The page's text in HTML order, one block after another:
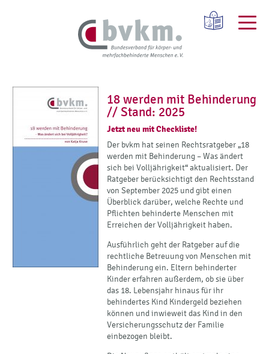
18 werden mit Behinderung
// Stand: 2025
Jetzt neu mit Checkliste!
Der bvkm hat seinen Rechtsratgeber „18
werden mit Behinderung – Was ändert
sich bei Volljährigkeit“ aktualisiert. Der
Ratgeber berücksichtigt den Rechtsstand
von September 2025 und gibt einen
Überblick darüber, welche Rechte und
Pflichten behinderte Menschen mit
Erreichen der Volljährigkeit haben.
Ausführlich geht der Ratgeber auf die
rechtliche Betreuung von Menschen mit
Behinderung ein. Eltern behinderter
Kinder erfahren außerdem, ob sie über
das 18. Lebensjahr hinaus für ihr
behindertes Kind Kindergeld beziehen
können und inwieweit das Kind in den
Versicherungsschutz der Familie
einbezogen bleibt.